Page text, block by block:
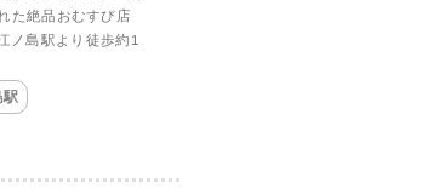
た絶品おむすび店
ノ島駅より徒歩約1
駅